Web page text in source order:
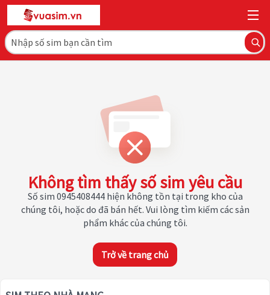
Không tìm thấy số sim yêu cầu
Số sim 0945408444 hiện không tồn tại trong kho của
chúng tôi, hoặc do đã bán hết. Vui lòng tìm kiếm các sản
phẩm khác của chúng tôi.
Trở về trang chủ